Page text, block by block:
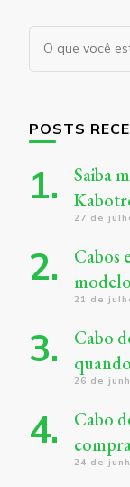
Procurando
algo?
POSTS
Saiba
27 de
Cabos
21 de
Cabo
26 de
Cabo
24 de